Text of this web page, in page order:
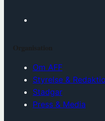
Om AFF
Styrelse &
Stadgar
Press & Media